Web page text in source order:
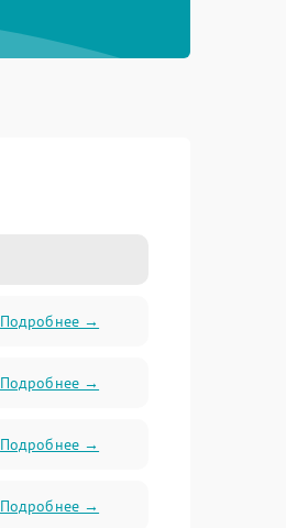
Подробнее →
Подробнее →
Подробнее →
Подробнее →